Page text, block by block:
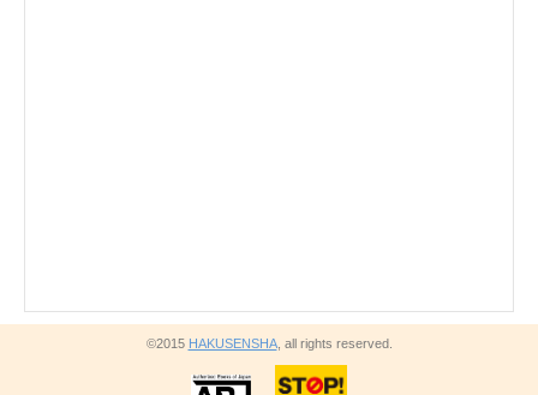
©2015 HAKUSENSHA, all rights reserved.